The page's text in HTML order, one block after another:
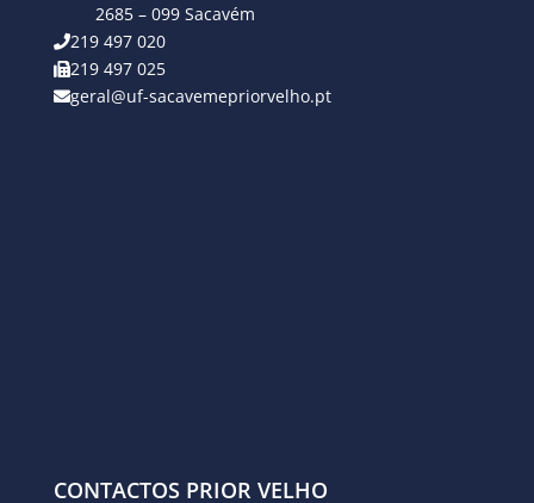
2685 – 099 Sacavém
219 497 020
219 497 025
geral@uf-sacavemepriorvelho.pt
CONTACTOS PRIOR VELHO